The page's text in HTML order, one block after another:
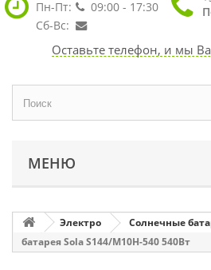
Пн-Пт:
09:00 - 17:30
Сб-Вс:
Оставьте телефон, и мы
МЕНЮ
Электро Солнечные
батарея Sola S144/М10Н-540 540Вт